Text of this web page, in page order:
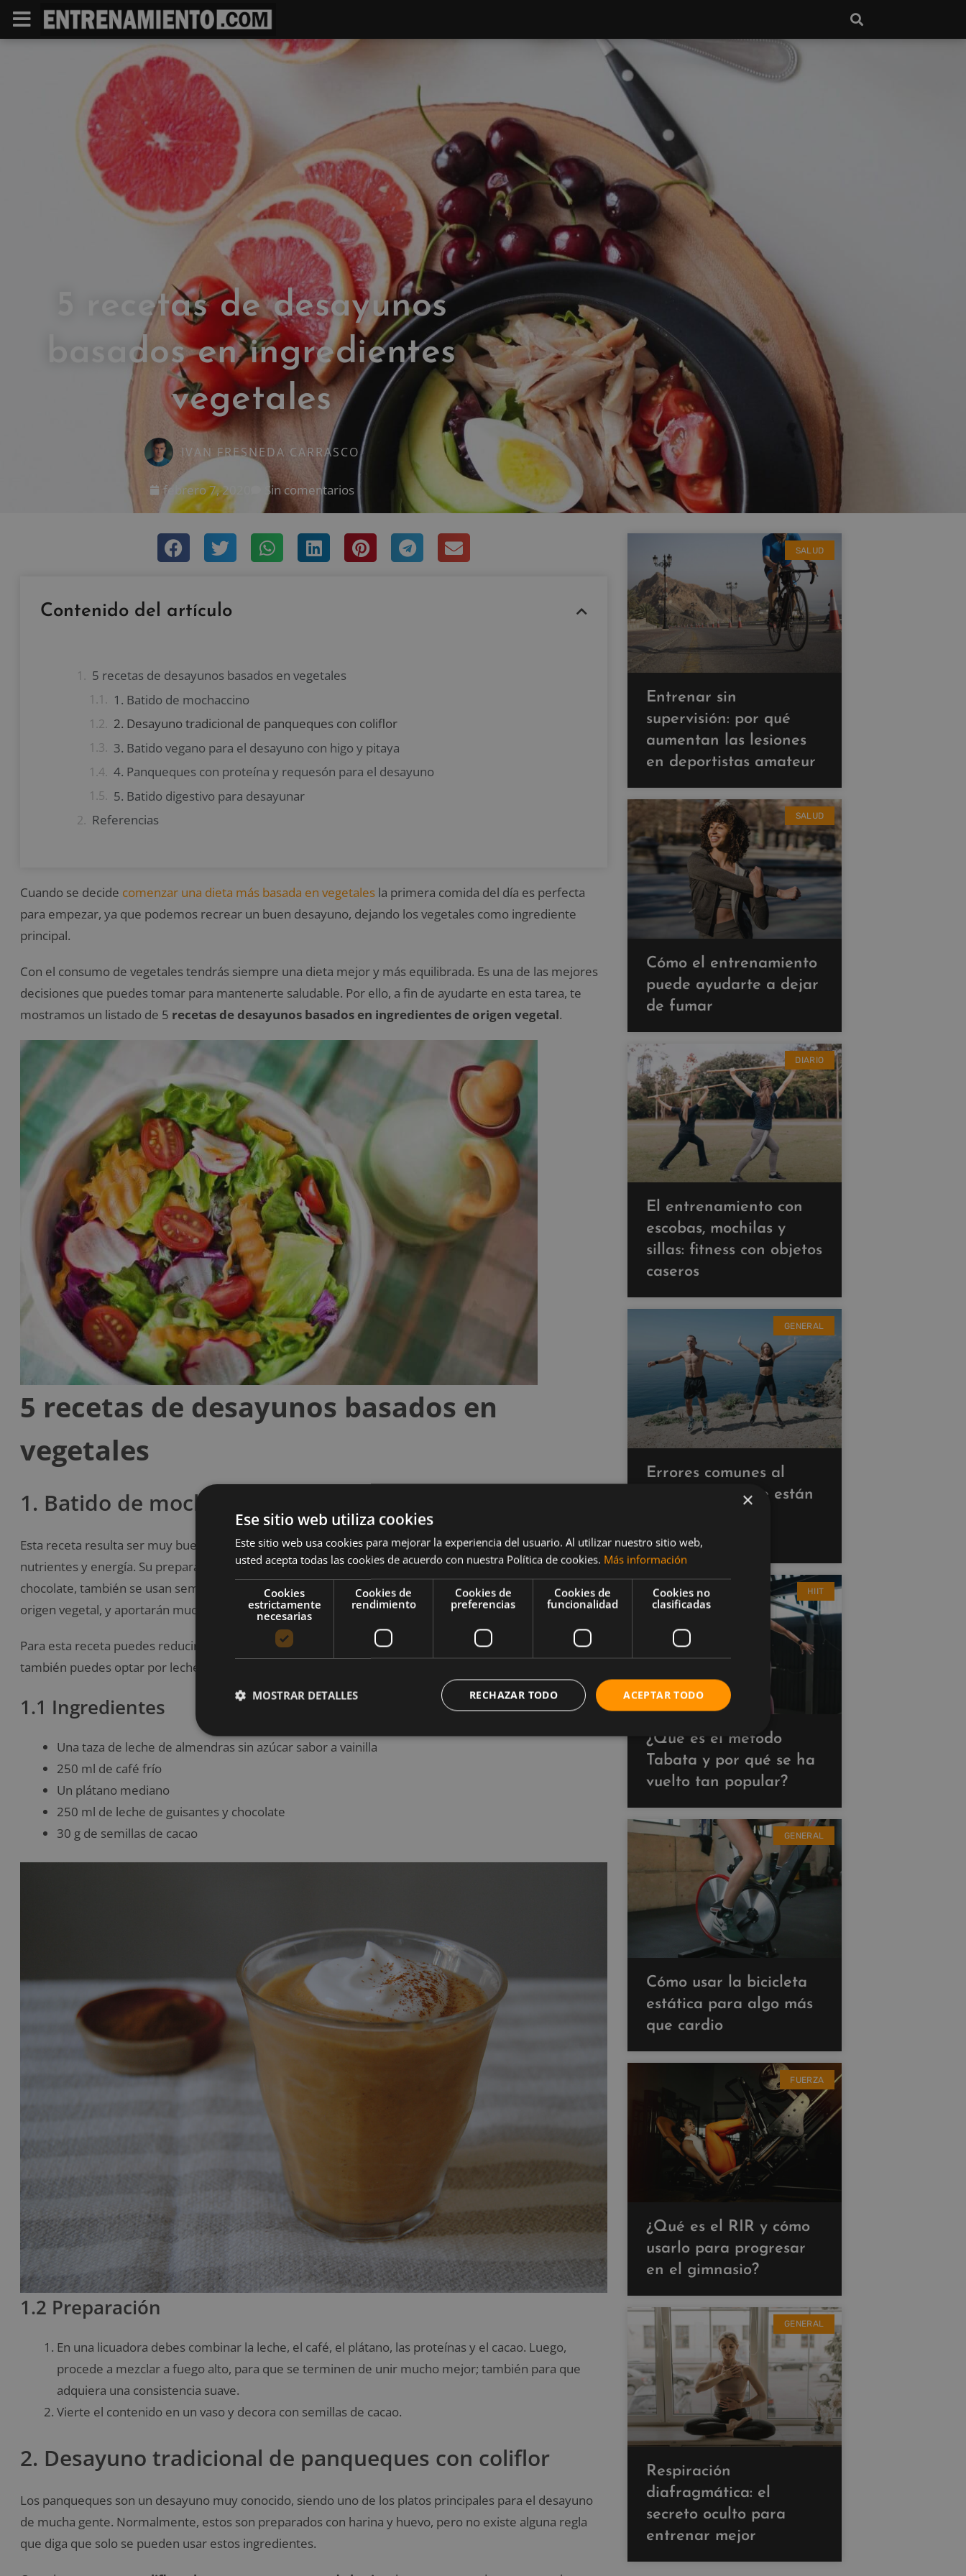
5 recetas de desayunos
basados en ingredientes
vegetales
IVAN FRESNEDA CARRASCO
febrero 7, 2020 Sin comentarios
Contenido del artículo
5 recetas de desayunos basados en vegetales
1. Batido de mochaccino
2. Desayuno tradicional de panqueques con coliflor
3. Batido vegano para el desayuno con higo y pitaya
4. Panqueques con proteína y requesón para el desayuno
5. Batido digestivo para desayunar
Referencias
Cuando se decide comenzar una dieta más basada en vegetales la primera comida del día es perfecta
para empezar, ya que podemos recrear un buen desayuno, dejando los vegetales como ingrediente
principal.
Con el consumo de vegetales tendrás siempre una dieta mejor y más equilibrada. Es una de las mejores
decisiones que puedes tomar para mantenerte saludable. Por ello, a fin de ayudarte en esta tarea, te
mostramos un listado de 5 recetas de desayunos basados en ingredientes de origen vegetal.
5 recetas de desayunos basados en
vegetales
1. Batido de mochaccino
Esta receta resulta ser muy buena parareemplazar la leche de vaca, brindándote muchos más
nutrientes y energía. Su preparación es principalmente con 250 ml de cerveza fría junto con el café y
chocolate, también se usan semillas de caco en la parte de encima. Tanto el café como el cacao son de
origen vegetal, y aportarán muchos nutrientes buenos para tu organismo.
Para esta receta puedes reducir el contenido de azucares, añadiendo cacao en polvo y sin azúcar,
también puedes optar por leche de guisantes sin azúcar.
1.1 Ingredientes
Una taza de leche de almendras sin azúcar sabor a vainilla
250 ml de café frío
Un plátano mediano
250 ml de leche de guisantes y chocolate
30 g de semillas de cacao
1.2 Preparación
En una licuadora debes combinar la leche, el café, el plátano, las proteínas y el cacao. Luego,
procede a mezclar a fuego alto, para que se terminen de unir mucho mejor; también para que
adquiera una consistencia suave.
Vierte el contenido en un vaso y decora con semillas de cacao.
2. Desayuno tradicional de panqueques con coliflor
Los panqueques son un desayuno muy conocido, siendo uno de los platos principales para el desayuno
de mucha gente. Normalmente, estos son preparados con harina y huevo, pero no existe alguna regla
que diga que solo se pueden usar estos ingredientes.
SALUD
Entrenar sin
supervisión: por qué
aumentan las lesiones
en deportistas amateur
SALUD
Cómo el entrenamiento
puede ayudarte a dejar
de fumar
DIARIO
El entrenamiento con
escobas, mochilas y
sillas: fitness con objetos
caseros
GENERAL
Errores comunes al
hacer cardio que están
resultados
HIIT
¿Qué es el método
Tabata y por qué se ha
vuelto tan popular?
GENERAL
Cómo usar la bicicleta
estática para algo más
que cardio
FUERZA
¿Qué es el RIR y cómo
usarlo para progresar
en el gimnasio?
GENERAL
Respiración
diafragmática: el
secreto oculto para
entrenar mejor
×
Ese sitio web utiliza cookies
Este sitio web usa cookies para mejorar la experiencia del usuario. Al utilizar nuestro sitio web,
usted acepta todas las cookies de acuerdo con nuestra Política de cookies. Más información
Cookies
estrictamente
necesarias
Cookies de
rendimiento
Cookies de
preferencias
Cookies de
funcionalidad
Cookies no
clasificadas
ACEPTAR TODO
RECHAZAR TODO
MOSTRAR DETALLES